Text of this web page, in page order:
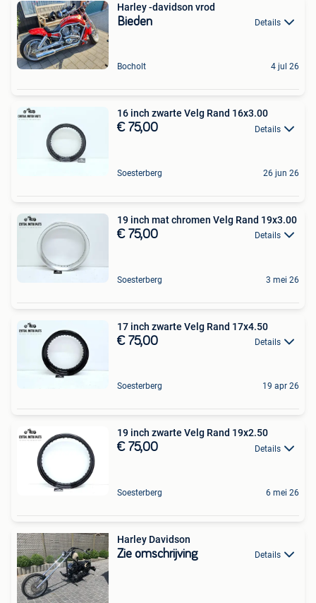
Harley -davidson vrod
Bieden Details
Bocholt 4 jul 26
16 inch zwarte Velg Rand 16x3.00
€ 75,00 Details
Soesterberg 26 jun 26
19 inch mat chromen Velg Rand 19x3.00
€ 75,00 Details
Soesterberg 3 mei 26
17 inch zwarte Velg Rand 17x4.50
€ 75,00 Details
Soesterberg 19 apr 26
19 inch zwarte Velg Rand 19x2.50
€ 75,00 Details
Soesterberg 6 mei 26
Harley Davidson
Zie omschrijving Details